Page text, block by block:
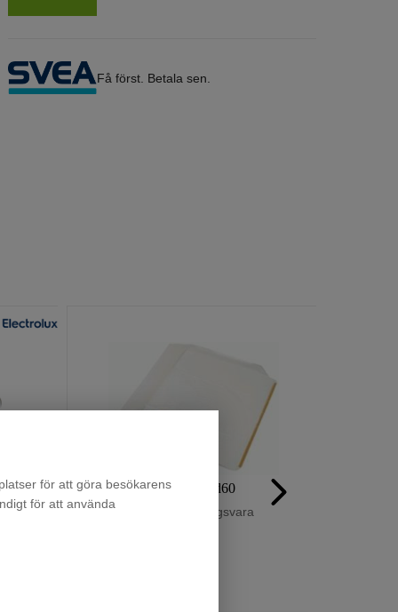
för att göra besökarens
för att använda
Få först. Betala sen.
Droppskydd60
Beställningsvara